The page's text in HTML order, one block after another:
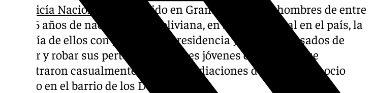
Policía Nacional
ha detenido en Granada a cuatro hombres de entre
20 y 36 años de nacionalidad boliviana, en situación legal en el país, la
mayoría de ellos con permisos de residencia y trabajo, acusados de
agredir y robar sus pertenencias a tres jóvenes con quienes se
encontraron casualmente en las inmediaciones de un local de ocio
situado en el barrio de los Doctores.